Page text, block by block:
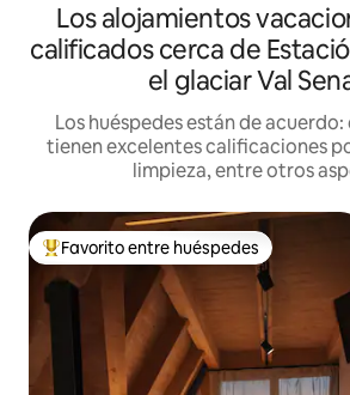
Los alojamientos
calificados cerca de
el glaciar Val
Los huéspedes están de
tienen excelentes calificaciones
limpieza, entre otros
De los mejores en Favorito entre
Favorito entre huéspedes